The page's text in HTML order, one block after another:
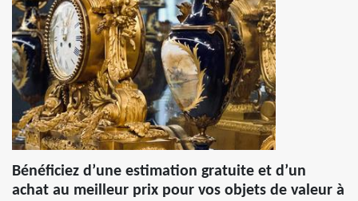
Bénéficiez d’une estimation gratuite et d’un
achat au meilleur prix pour vos objets de valeur à